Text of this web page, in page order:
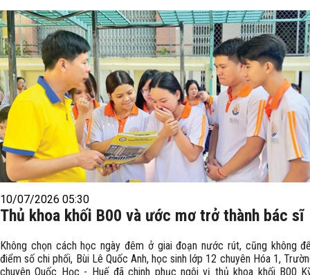
10/07/2026 05:30
Thủ khoa khối B00 và ước mơ trở thành bác sĩ
Không chọn cách học ngày đêm ở giai đoạn nước rút, cũng không
điểm số chi phối, Bùi Lê Quốc Anh, học sinh lớp 12 chuyên Hóa 1,
chuyên Quốc Học - Huế đã chinh phục ngôi vị thủ khoa khối B00